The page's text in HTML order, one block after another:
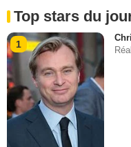
Top stars du
1